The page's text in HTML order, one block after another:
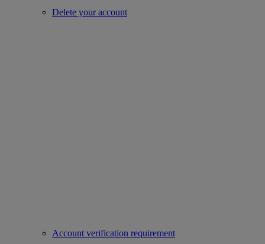
Delete your account
Account verification requirement